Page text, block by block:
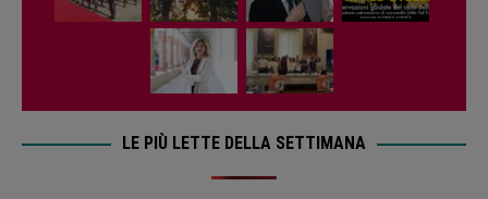
LE PIÙ LETTE DELLA SETTIMANA